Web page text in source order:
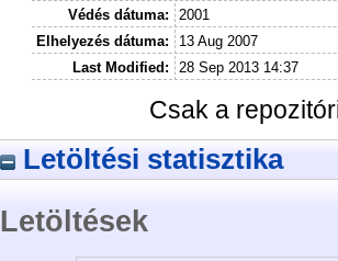
Védés dátuma:
2001
Elhelyezés dátuma:
13 Aug 2007
Last Modified:
28 Sep 2013 14:37
Csak a
Letöltési statisztika
Letöltések